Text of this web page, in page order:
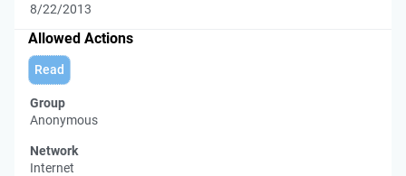
8/22/2013
Allowed Actions
Read
Group
Anonymous
Network
Internet